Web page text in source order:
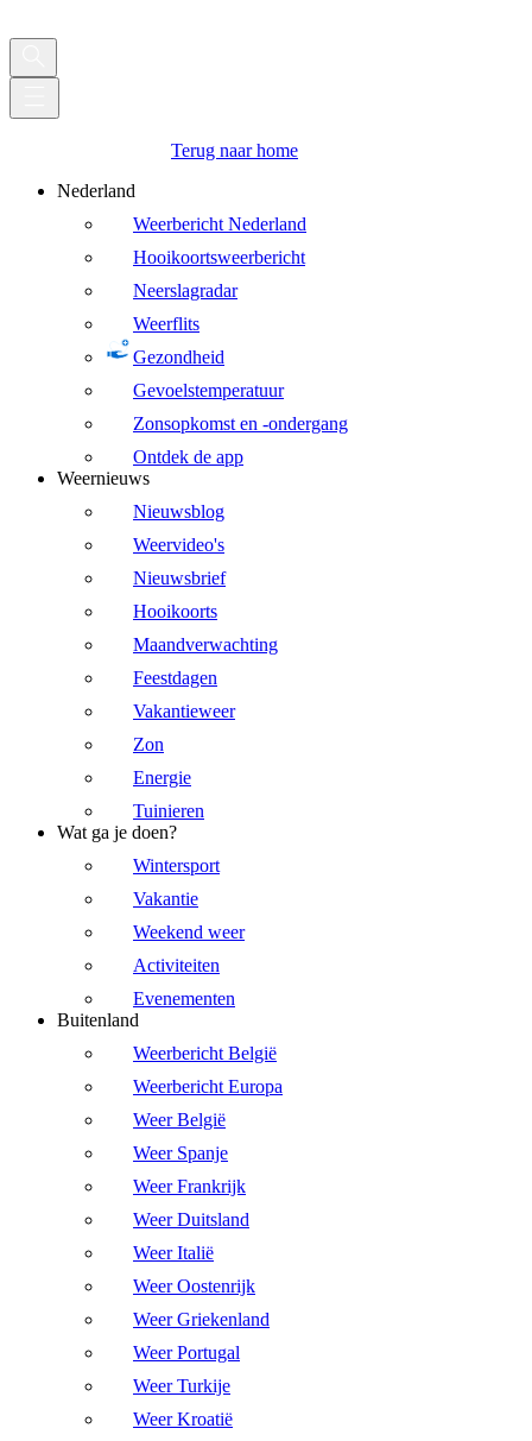
Terug naar home
Nederland
Weerbericht Nederland
Hooikoortsweerbericht
Neerslagradar
Weerflits
Gezondheid
Gevoelstemperatuur
Zonsopkomst en -ondergang
Ontdek de app
Weernieuws
Nieuwsblog
Weervideo's
Nieuwsbrief
Hooikoorts
Maandverwachting
Feestdagen
Vakantieweer
Zon
Energie
Tuinieren
Wat ga je doen?
Wintersport
Vakantie
Weekend weer
Activiteiten
Evenementen
Buitenland
Weerbericht België
Weerbericht Europa
Weer België
Weer Spanje
Weer Frankrijk
Weer Duitsland
Weer Italië
Weer Oostenrijk
Weer Griekenland
Weer Portugal
Weer Turkije
Weer Kroatië